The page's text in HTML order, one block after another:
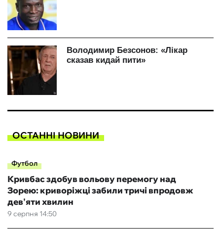
ОСТАННІ НОВИНИ
Футбол
9 серпня 14:50
Кривбас здобув вольову перемогу над
Зорею: криворіжці забили тричі впродовж
дев'яти хвилин